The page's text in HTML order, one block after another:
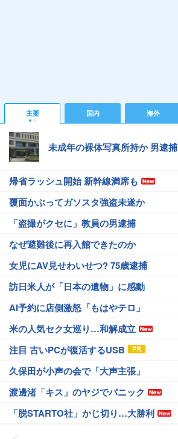
主要 国内 海外
未成年の裸体写真所持か 男逮捕
帰省ラッシュ開始 新幹線満席も
覆面かぶってガソスタ強盗未遂か
「盗撮がクセに」教員の男逮捕
なぜ避難後に再入館できたのか
女児にAV見せわいせつ? 75歳逮捕
訪日米人が「日本の遺物」に感動
AI予約に店側激怒「もはやテロ」
米の人気セク女巡り…和解成立
注目 古いPCが復活するUSB
久保田が小声の会で「大声主張」
渡邊渚「キス」のヤジでパニック
「脱STARTO社」かじ切り…大勝利